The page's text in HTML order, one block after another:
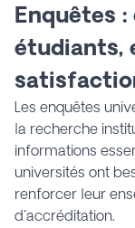
Enquêtes
étudiants,
Les enquêtes
la recherche
informations
universités ont
renforcer leur
d'accréditation.